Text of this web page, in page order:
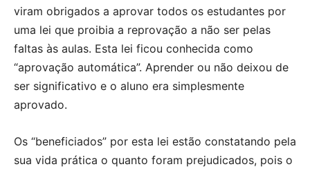
viram obrigados a aprovar todos os estudantes por
uma lei que proibia a reprovação a não ser pelas
faltas às aulas. Esta lei ficou conhecida como
“aprovação automática”. Aprender ou não deixou de
ser significativo e o aluno era simplesmente
aprovado.
Os “beneficiados” por esta lei estão constatando pela
sua vida prática o quanto foram prejudicados, pois o